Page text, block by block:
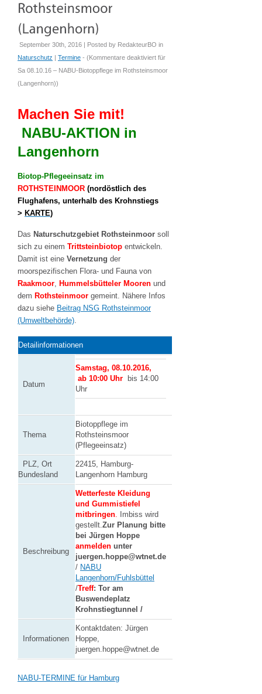
September 30th, 2016 | Posted by RedakteurBO in
Naturschutz
Termine - (Kommentare deaktiviert für
Sa 08.10.16 – NABU-Biotoppflege im Rothsteinsmoor
(Langenhorn))
Machen Sie mit!
NABU-AKTION in
Langenhorn
Biotop-Pflegeeinsatz im
ROTHSTEINMOOR (nordöstlich des
Flughafens, unterhalb des Krohnstiegs
> KARTE)
Das Naturschutzgebiet Rothsteinmoor soll
sich zu einem Trittsteinbiotop entwickeln.
Damit ist eine Vernetzung der
moorspezifischen Flora- und Fauna von
Raakmoor, Hummelsbütteler Mooren und
dem Rothsteinmoor gemeint. Nähere Infos
dazu siehe Beitrag NSG Rothsteinmoor
(Umweltbehörde).
Detailinformationen
Datum
Samstag, 08.10.2016,
ab 10:00 Uhr
bis 14:00
Uhr
Thema
Biotoppflege im
Rothsteinsmoor
(Pflegeeinsatz)
PLZ, Ort
Bundesland
22415, Hamburg-
Langenhorn Hamburg
Beschreibung
Wetterfeste Kleidung
und Gummistiefel
mitbringen. Imbiss wird
gestellt.Zur Planung bitte
bei Jürgen Hoppe
anmelden unter
juergen.hoppe@wtnet.de
/ NABU
Langenhorn/Fuhlsbüttel
/Treff: Tor am
Buswendeplatz
Krohnstiegtunnel /
Informationen
Kontaktdaten: Jürgen
Hoppe,
juergen.hoppe@wtnet.de
NABU-TERMINE für Hamburg